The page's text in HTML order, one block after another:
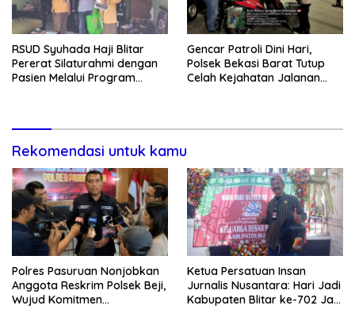
RSUD Syuhada Haji Blitar
Pererat Silaturahmi dengan
Pasien Melalui Program
Gencar Patroli Dini Hari,
Polsek Bekasi Barat Tutup
Celah Kejahatan Jalanan
Rekomendasi untuk kamu
Polres Pasuruan Nonjobkan
Anggota Reskrim Polsek Beji,
Wujud Komitmen
Ketua Persatuan Insan
Jurnalis Nusantara: Hari Jadi
Kabupaten Blitar ke-702 Jadi